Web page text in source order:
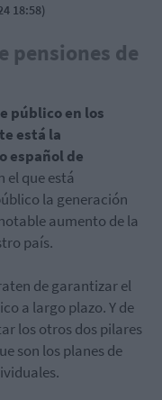
18:58)
pensiones de
público en los
está la
español de
el que está
la generación
aumento de la
país.
de garantizar el
a largo plazo. Y de
los otros dos pilares
son los planes de